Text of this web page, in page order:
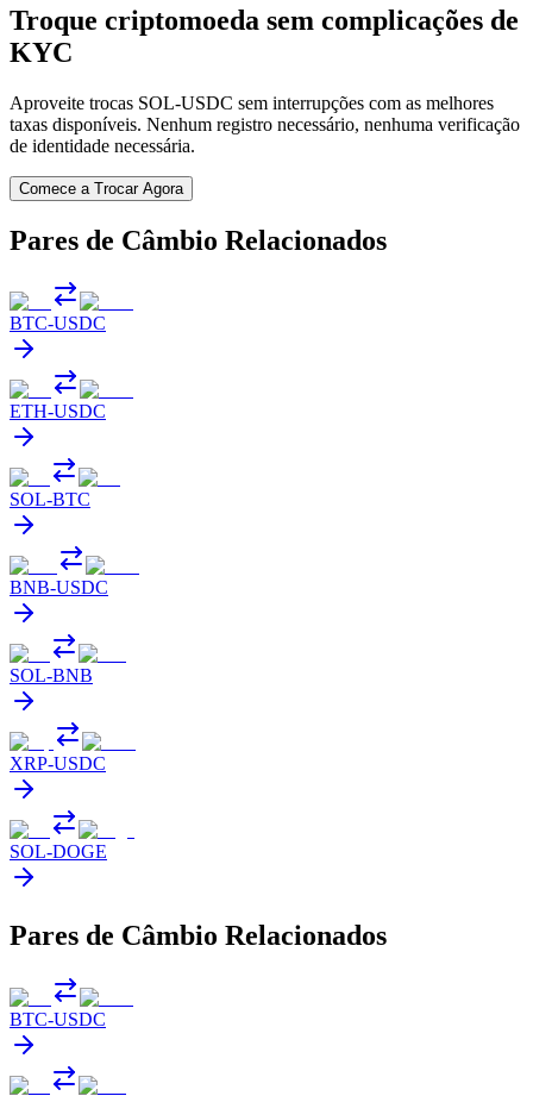
Troque criptomoeda sem complicações de
KYC
Aproveite trocas SOL-USDC sem interrupções com as melhores
taxas disponíveis. Nenhum registro necessário, nenhuma verificação
de identidade necessária.
Comece a Trocar Agora
Pares de Câmbio Relacionados
BTC-USDC
ETH-USDC
SOL-BTC
BNB-USDC
SOL-BNB
XRP-USDC
SOL-DOGE
Pares de Câmbio Relacionados
BTC-USDC